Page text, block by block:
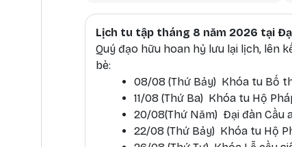
Lịch tu tập tháng 8 năm 2026 tại
Quý đạo hữu hoan hỷ lưu lại lịch, lên
bè:
08/08 (Thứ Bảy) Khóa tu Bố
11/08 (Thứ Ba) Khóa tu Hộ
20/08(Thứ Năm) Đại đàn Cầu
22/08 (Thứ Bảy) Khóa tu Hộ